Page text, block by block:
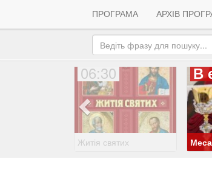
ПРОГРАМА АРХІВ
06:30
Житія святих
В
Меса